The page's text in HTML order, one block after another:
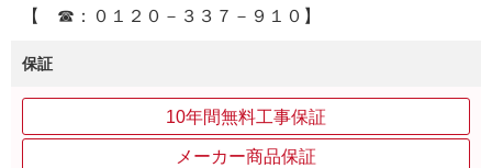
【 ☎：０１２０－３３７－９１０】
保証
10年間無料工事保証
メーカー商品保証